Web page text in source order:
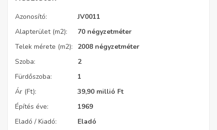
Azonosító:
JV0011
Alapterület (m2):
70 négyzetméter
Telek mérete (m2):
2008 négyzetméter
Szoba:
2
Fürdőszoba:
1
Ár (Ft):
39,90 millió Ft
Építés éve:
1969
Eladó / Kiadó:
Eladó